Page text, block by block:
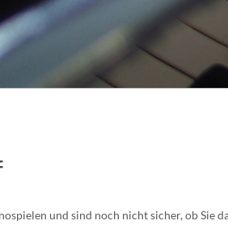
und sind noch nicht sicher, ob Sie